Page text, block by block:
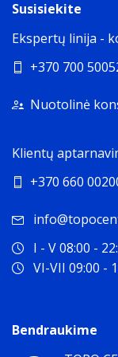
Susisiekite
Ekspertų linija -
+370 700
Nuotolinė
Klientų
+370 660
I - V 08:00 -
VI-VII 09:00 -
Bendraukime